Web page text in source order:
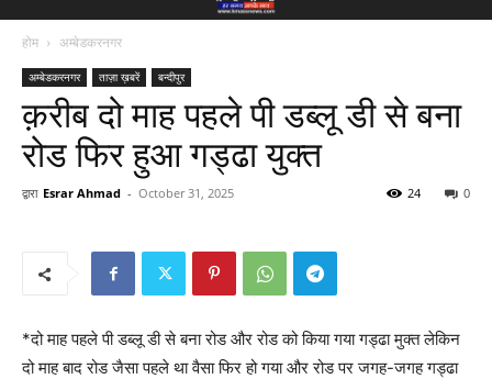
होम अम्बेडकरनगर
अम्बेडकरनगर ताज़ा ख़बरें बन्दीपुर
क़रीब दो माह पहले पी डब्लू डी से बना
रोड फिर हुआ गड्ढा युक्त
द्वारा Esrar Ahmad - October 31, 2025 0
24
*दो माह पहले पी डब्लू डी से बना रोड और रोड को किया गया गड्ढा मुक्त लेकिन
दो माह बाद रोड जैसा पहले था वैसा फिर हो गया और रोड पर जगह-जगह गड्ढा